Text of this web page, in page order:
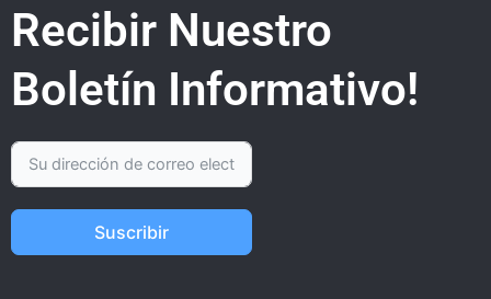
Recibir Nuestro
Boletín Informativo!
Suscribir